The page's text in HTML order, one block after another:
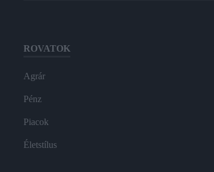
ROVATOK
Agrár
Pénz
Piacok
Életstílus